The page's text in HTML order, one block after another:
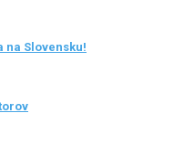
na Slovensku!